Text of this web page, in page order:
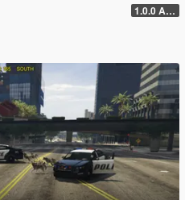
1.0.0 Alpha